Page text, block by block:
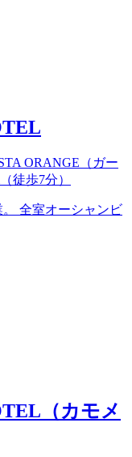
ORANGE（ガー
（徒歩7分）
全室オーシャンビ
（カモメ